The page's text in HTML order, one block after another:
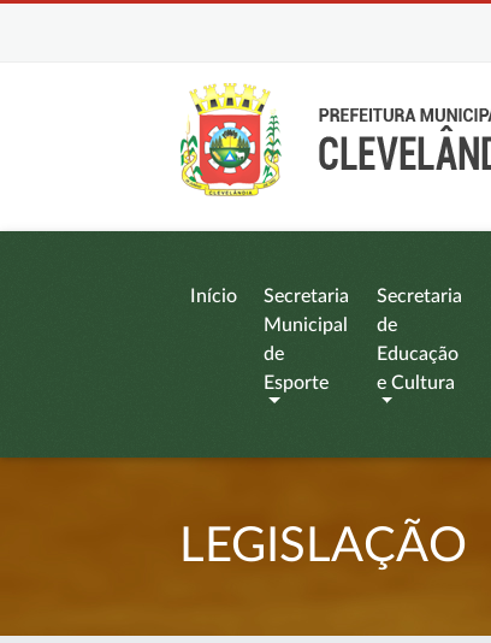
Início
Secretaria
Municipal
de
Esporte
Secretaria
de
Educação
e Cultura
LEGISLAÇÃO